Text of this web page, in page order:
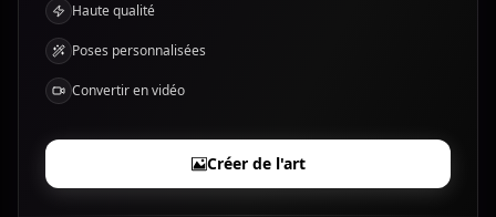
Haute qualité
Poses personnalisées
Convertir en vidéo
Créer de l'art